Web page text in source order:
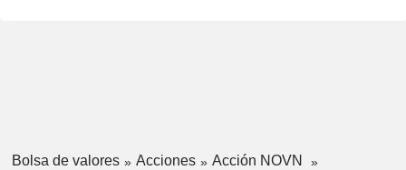
Bolsa de valores Acciones
Acción NOVN